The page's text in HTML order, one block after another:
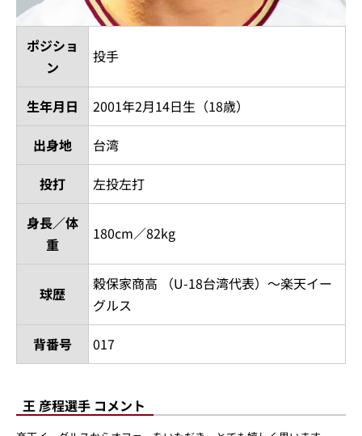
ポジショ
ン
投手
生年月日
2001年2月14日生（18歳）
出身地
台湾
投打
左投左打
身長／体
重
180cm／82kg
球歴
穀保家商高 （U-18台湾代表）～楽天イー
グルス
背番号
017
王 彦程選手 コメント